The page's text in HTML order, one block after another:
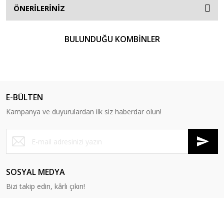
ÖNERİLERİNİZ
BULUNDUĞU KOMBİNLER
E-BÜLTEN
Kampanya ve duyurulardan ilk siz haberdar olun!
SOSYAL MEDYA
Bizi takip edin, kârlı çıkın!